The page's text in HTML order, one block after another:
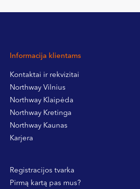
Informacija klientams
Kontaktai ir rekvizitai
Northway Vilnius
Northway Klaipėda
Northway Kretinga
Northway Kaunas
Karjera
Registracijos tvarka
Pirmą kartą pas mus?